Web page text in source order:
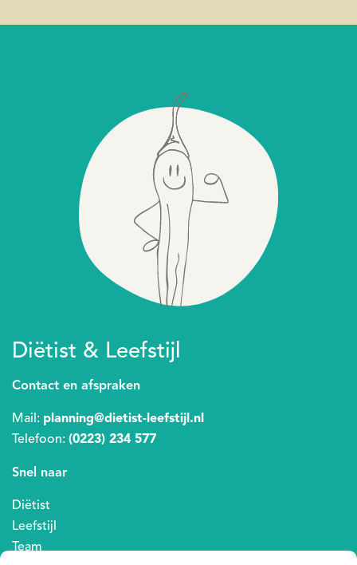
Diëtist & Leefstijl
Contact en afspraken
Mail: planning@dietist-leefstijl.nl
Telefoon: (0223) 234 577
Snel naar
Diëtist
Leefstijl
Team